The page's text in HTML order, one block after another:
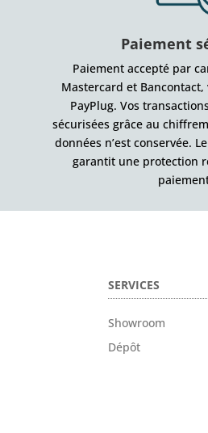
Paiement
Paiement accepté par
Mastercard et
PayPlug. Vos
sécurisées grâce au
données n’est conservée.
garantit une protection
SERVICES
Showroom
Dépôt